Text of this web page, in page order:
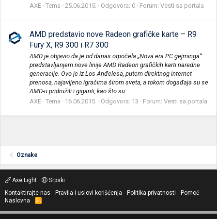
AXE Tema 25.06.2015. Odgovora: 0 Forum: Vesti sa portala
AMD predstavio nove Radeon grafičke karte – R9
Fury X, R9 300 i R7 300
AMD je objavio da je od danas otpočela „Nova era PC gejminga“
predstavljanjem nove linije AMD Radeon grafičkih karti naredne
generacije. Ovo je iz Los Anđelesa, putem direktnog internet
prenosa, najavljeno igračima širom sveta, a tokom događaja su se
AMD-u pridružili i giganti, kao što su...
AXE Tema 16.06.2015. Odgovora: 13 Forum: Vesti sa portala
Oznake
Axe Light
Srpski
Kontaktirajte nas
Pravila i uslovi korišćenja Politika privatnosti
Pomoć
Naslovna
R
S